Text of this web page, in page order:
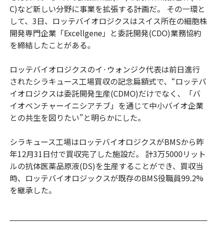
C)など新しい分野に事業を拡張する計画だ。 その一環と
して、3日、ロッテバイオロジクスはスイス所在の細胞株
開発専門企業「Excellgene」と委託開発(CDO)業務協約
を締結したことがある。
ロッテバイオロジクスのイ·ウォンジク代表は前日進行
されたシラキュース工場買収の記念扁額式で、“ロッテバ
イオロジクスは委託開発生産(CDMO)だけでなく、「バ
イオベンチャーイニシアチブ」を通じて中小バイオ企業
との共生を図りたい”と明らかにした。
シラキュース工場はロッテバイオロジクスがBMSから昨
年12月31日付で買収完了した施設だ。 計3万5000リット
ルの抗体医薬品原液(DS)を生産することができ、買収当
時、ロッテバイオロジックスが既存のBMS役職員99.2%
を継承した。